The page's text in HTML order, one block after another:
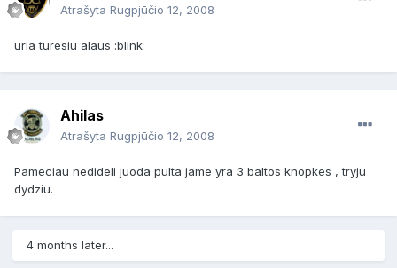
Atrašyta Rugpjūčio 12, 2008
uria turesiu alaus :blink:
Ahilas
Atrašyta Rugpjūčio 12, 2008
Pameciau nedideli juoda pulta jame yra 3 baltos knopkes , tryju
dydziu.
4 months later...